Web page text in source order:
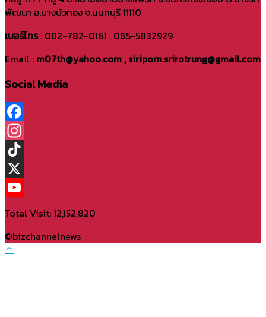
พัฒนา อ.บางบัวทอง จ.นนทบุรี 11110
เบอร์โทร: 082-782-0161 , 065-5832929
Email : m07th@yahoo.com , siriporn.srirotrung@gmail.com
Social Media
Facebook
Instagram
TikTok
X
Total Visit: 12,152,820
©bizchannelnews